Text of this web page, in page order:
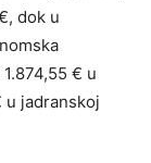
dok u
€ u
u jadranskoj